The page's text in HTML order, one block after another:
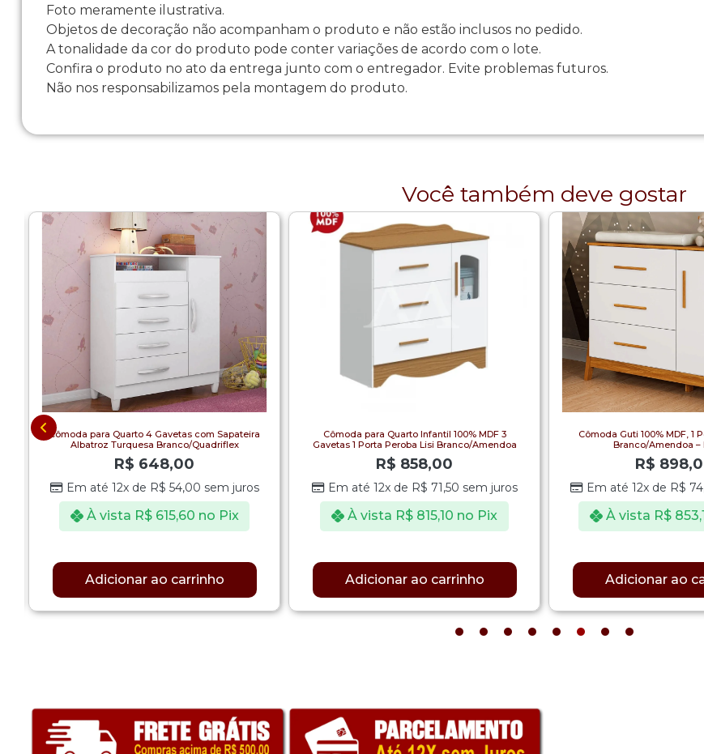
Foto meramente ilustrativa.
Objetos de decoração não acompanham o produto e não estão inclusos no pedido.
A tonalidade da cor do produto pode conter variações de acordo com o lote.
Confira o produto no ato da entrega junto com o entregador. Evite problemas futuros.
Não nos responsabilizamos pela montagem do produto.
Você também deve gostar
Cômoda para Quarto 4 Gavetas com Sapateira
Albatroz Turquesa Branco/Quadriflex
R$ 648,00
Em até 12x de R$ 54,00 sem juros
À vista R$615,60 no Pix
Adicionar ao carrinho
Cômoda para Quarto Infantil 100% MDF 3
Gavetas 1 Porta Peroba Lisi Branco/Amendoa
R$ 858,00
Em até 12x de R$ 71,50 sem juros
À vista R$ 815,10 no Pix
Adicionar ao carrinho
Cômoda Guti 100% MDF, 1
Branco/Amendoa –
R$
Em até 12x de R$
À vista R$
Adicionar ao